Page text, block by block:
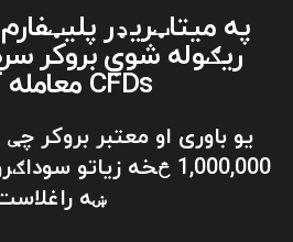
په میتاټریډر
ریګوله شوي بروکر
CFDs معامله کړئ.
یو باوری او معتبر بروکر
1,000,000 څخه زیاتو
ښه